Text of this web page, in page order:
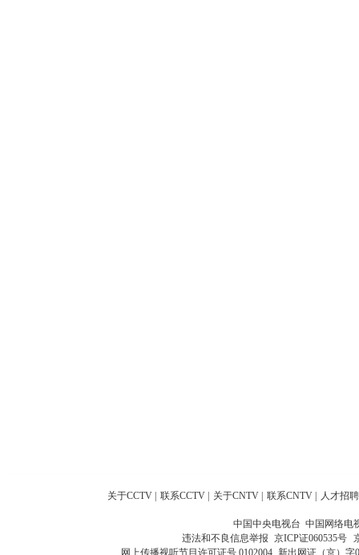
关于CCTV 联系CCTV 关于CNTV 联系CNTV 人才招聘
中国中央电视台 中国网络电
违法和不良信息举报 京ICP证060535号
网上传播视听节目许可证号 0102004 新出网证（京）